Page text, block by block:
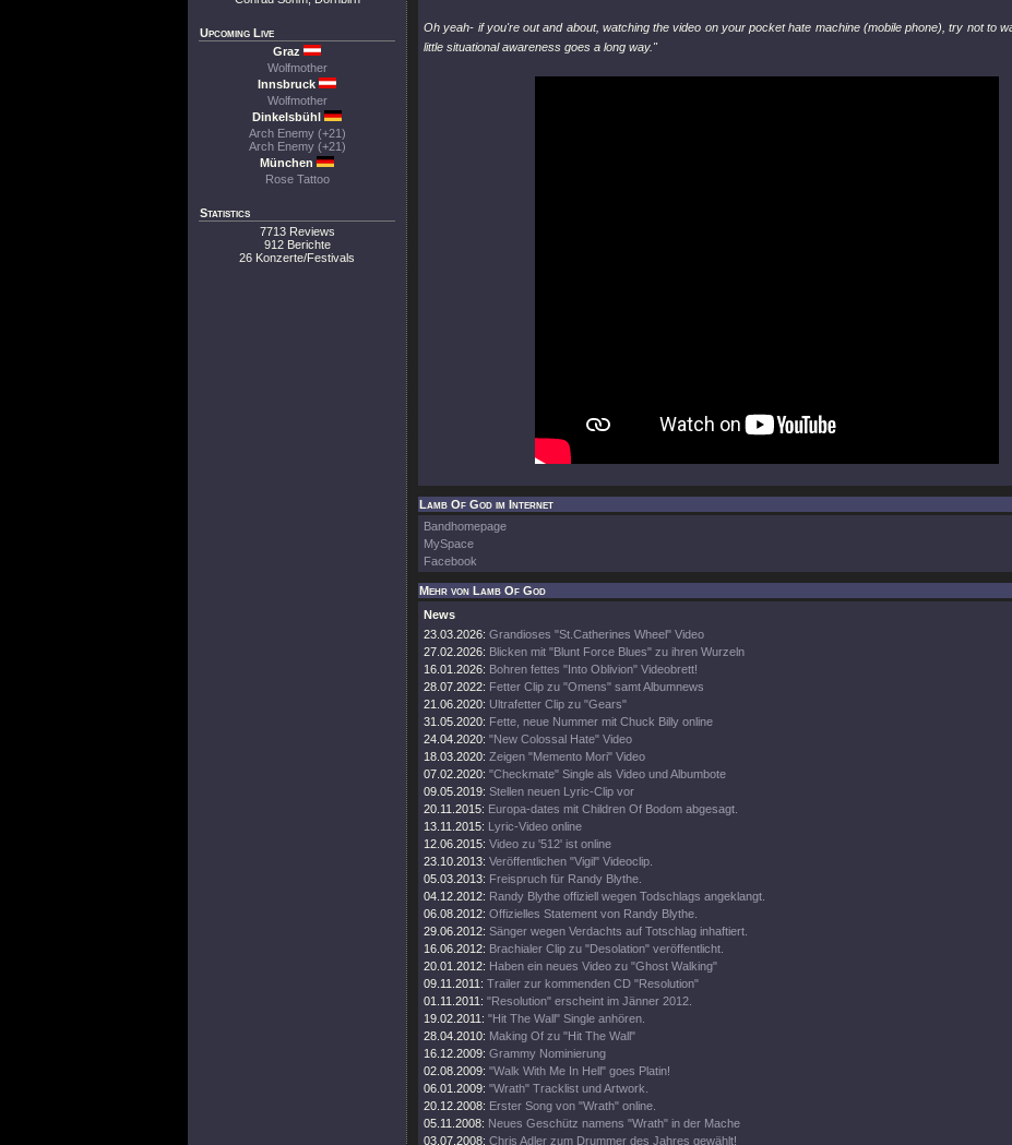
Upcoming Live
Graz
Wolfmother
Innsbruck
Wolfmother
Dinkelsbühl
Arch Enemy (+21)
Arch Enemy (+21)
München
Rose Tattoo
Statistics
7713 Reviews
912 Berichte
26 Konzerte/Festivals
Oh yeah- if you're out and about, watching the video on your pocket hate machine (mobile phone), try not to
little situational awareness goes a long way."
Lamb Of God im Internet
Bandhomepage
MySpace
Facebook
Mehr von Lamb Of God
News
23.03.2026: Grandioses "St.Catherines Wheel" Video
27.02.2026: Blicken mit "Blunt Force Blues" zu ihren Wurzeln
16.01.2026: Bohren fettes "Into Oblivion" Videobrett!
28.07.2022: Fetter Clip zu "Omens" samt Albumnews
21.06.2020: Ultrafetter Clip zu "Gears"
31.05.2020: Fette, neue Nummer mit Chuck Billy online
24.04.2020: "New Colossal Hate" Video
18.03.2020: Zeigen "Memento Mori" Video
07.02.2020: "Checkmate" Single als Video und Albumbote
09.05.2019: Stellen neuen Lyric-Clip vor
20.11.2015: Europa-dates mit Children Of Bodom abgesagt.
13.11.2015: Lyric-Video online
12.06.2015: Video zu '512' ist online
23.10.2013: Veröffentlichen "Vigil" Videoclip.
05.03.2013: Freispruch für Randy Blythe.
04.12.2012: Randy Blythe offiziell wegen Todschlags angeklangt.
06.08.2012: Offizielles Statement von Randy Blythe.
29.06.2012: Sänger wegen Verdachts auf Totschlag inhaftiert.
16.06.2012: Brachialer Clip zu "Desolation" veröffentlicht.
20.01.2012: Haben ein neues Video zu "Ghost Walking"
09.11.2011: Trailer zur kommenden CD "Resolution"
01.11.2011: "Resolution" erscheint im Jänner 2012.
19.02.2011: "Hit The Wall" Single anhören.
28.04.2010: Making Of zu "Hit The Wall"
16.12.2009: Grammy Nominierung
02.08.2009: "Walk With Me In Hell" goes Platin!
06.01.2009: "Wrath" Tracklist und Artwork.
20.12.2008: Erster Song von "Wrath" online.
05.11.2008: Neues Geschütz namens "Wrath" in der Mache
03.07.2008: Chris Adler zum Drummer des Jahres gewählt!